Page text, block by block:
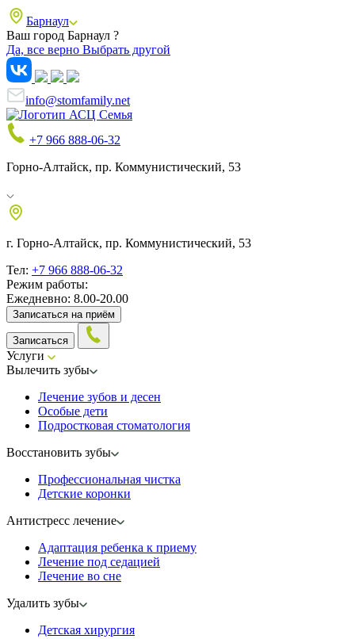
Барнаул
Ваш город Барнаул ?
Да, все верно Выбрать другой
info@stomfamily.net
+7 966 888-06-32
Горно-Алтайск, пр. Коммунистический, 53
г. Горно-Алтайск, пр. Коммунистический, 53
Тел: +7 966 888-06-32
Режим работы:
Ежедневно: 8.00-20.00
Записаться на приём
Записаться
Услуги
Вылечить зубы
Лечение зубов и десен
Особые дети
Подростковая стоматология
Восстановить зубы
Профессиональная чистка
Детские коронки
Антистресс лечение
Адаптация ребенка к приему
Лечение под седацией
Лечение во сне
Удалить зубы
Детская хирургия